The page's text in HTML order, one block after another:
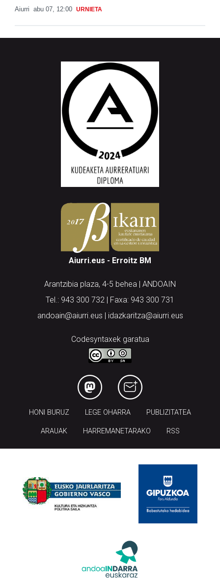
Aiurri abu 07, 12:00 URNIETA
Aiurri.eus - Erroitz BM
Arantzibia plaza, 4-5 behea | ANDOAIN
Tel.: 943 300 732 | Faxa: 943 300 731
andoain@aiurri.eus | idazkaritza@aiurri.eus
Codesyntaxek garatua
HONI BURUZ LEGE OHARRA PUBLIZITATEA
ARAUAK HARREMANETARAKO RSS